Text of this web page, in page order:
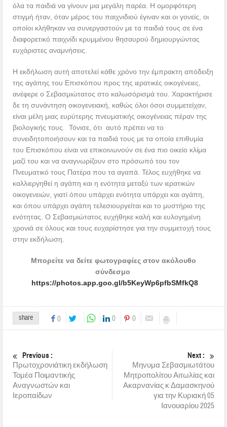
όλα τα παιδιά να γίνουν μια μεγάλη παρέα. Η ομορφότερη
στιγμή ήταν, όταν μέρος του παιχνιδιού έγιναν και οι γονείς, οι
οποίοι κλήθηκαν να συνεργαστούν με τα παιδιά τους σε ένα
διαφορετικό παιχνίδι κρυμμένου θησαυρού δημιουργώντας
ευχάριστες αναμνήσεις.
Η εκδήλωση αυτή αποτελεί κάθε χρόνο την έμπρακτη απόδειξη
της αγάπης του Επισκόπου προς της ιερατικές οικογένειες,
ανέφερε ο Σεβασμιώτατος στο καλωσόρισμά του. Χαρακτήρισε
δε τη συνάντηση οικογενειακή, καθώς όλοι όσοι συμμετείχαν,
είναι μέλη μιας ευρύτερης πνευματικής οικογένειας πέραν της
βιολογικής τους. Τόνισε, ότι αυτό πρέπει να το
συνειδητοποιήσουν και τα παιδιά τους με τα οποία επιθυμία
του Επισκόπου είναι να επικοινωνούν σε ένα πιο οικείο κλίμα
μαζί του και να αναγνωρίζουν στο πρόσωπό του τον
Πνευματικό τους Πατέρα που τα αγαπά. Τέλος ευχήθηκε να
καλλιεργηθεί η αγάπη και η ενότητα μεταξύ των ιερατικών
οικογενειών, γιατί όπου υπάρχει ενότητα υπάρχει και αγάπη,
και όπου υπάρχει αγάπη τελεσιουργείται και το μυστήριο της
ενότητας. Ο Σεβασμιώτατος ευχήθηκε καλή και ευλογημένη
χρονιά σε όλους και τους ευχαρίστησε για την συμμετοχή τους
στην εκδήλωση.
Μπορείτε να δείτε φωτογραφίες στον ακόλουθο
σύνδεσμο
https://photos.app.goo.gl/b5KeyWp6pfbSMfkQ8
share 0 0 0
Previous :
Πρωτοχρονιάτικη εκδήλωση
Τομέα Ποιμαντικής
Αναγνωστών και
Ιεροπαίδων
Next :
Μηνυμα Σεβασμιωτάτου
Μητροπολίτου Αιτωλίας και
Ακαρνανίας κ Δαμασκηνού
για την Κυριακή 05
Ιανουαρίου 2025